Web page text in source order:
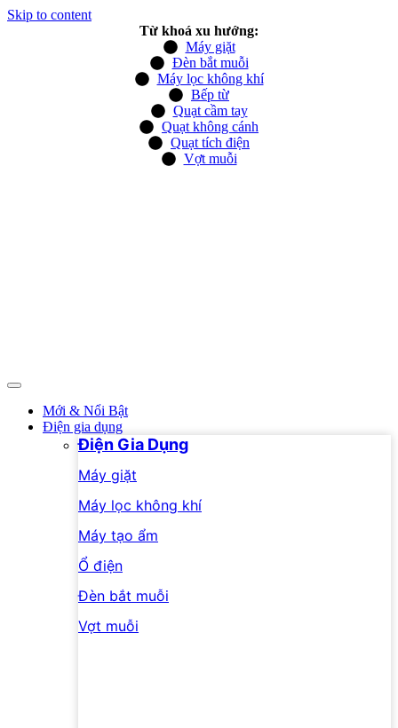
Skip to content
Từ khoá xu hướng:
Máy giặt
Đèn bắt muỗi
Máy lọc không khí
Bếp từ
Quạt cầm tay
Quạt không cánh
Quạt tích điện
Vợt muỗi
Mới & Nổi Bật
Điện gia dụng
Điện Gia Dụng
Máy giặt
Máy lọc không khí
Máy tạo ẩm
Ổ điện
Đèn bắt muỗi
Vợt muỗi